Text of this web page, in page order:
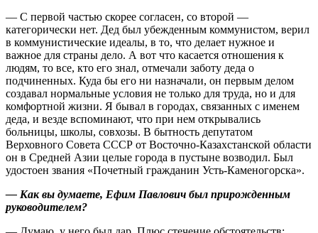
— С первой частью скорее согласен, со второй —
категорически нет. Дед был убежденным коммунистом, верил
в коммунистические идеалы, в то, что делает нужное и
важное для страны дело. А вот что касается отношения к
людям, то все, кто его знал, отмечали заботу деда о
подчиненных. Куда бы его ни назначали, он первым делом
создавал нормальные условия не только для труда, но и для
комфортной жизни. Я бывал в городах, связанных с именем
деда, и везде вспоминают, что при нем открывались
больницы, школы, совхозы. В бытность депутатом
Верховного Совета СССР от Восточно-Казахстанской области
он в Средней Азии целые города в пустыне возводил. Был
удостоен звания «Почетный гражданин Усть-Каменогорска».
— Как вы думаете, Ефим Павлович был прирожденным
руководителем?